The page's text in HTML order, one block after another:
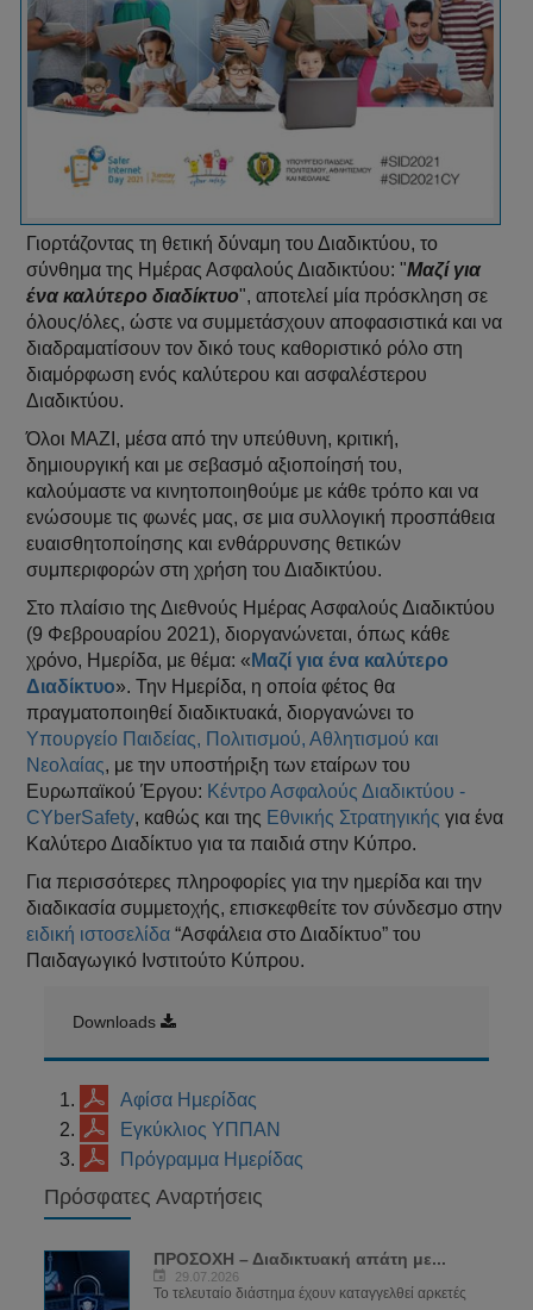
Γιορτάζοντας τη θετική δύναμη του Διαδικτύου, το
σύνθημα της Ημέρας Ασφαλούς Διαδικτύου: "Μαζί για
ένα καλύτερο διαδίκτυο", αποτελεί μία πρόσκληση σε
όλους/όλες, ώστε να συμμετάσχουν αποφασιστικά και να
διαδραματίσουν τον δικό τους καθοριστικό ρόλο στη
διαμόρφωση ενός καλύτερου και ασφαλέστερου
Διαδικτύου.
Όλοι ΜΑΖΙ, μέσα από την υπεύθυνη, κριτική,
δημιουργική και με σεβασμό αξιοποίησή του,
καλούμαστε να κινητοποιηθούμε με κάθε τρόπο και να
ενώσουμε τις φωνές μας, σε μια συλλογική προσπάθεια
ευαισθητοποίησης και ενθάρρυνσης θετικών
συμπεριφορών στη χρήση του Διαδικτύου.
Στο πλαίσιο της Διεθνούς Ημέρας Ασφαλούς Διαδικτύου
(9 Φεβρουαρίου 2021), διοργανώνεται, όπως κάθε
χρόνο, Ημερίδα, με θέμα: « Μαζί για ένα καλύτερο
Διαδίκτυο». Την Ημερίδα, η οποία φέτος θα
πραγματοποιηθεί διαδικτυακά, διοργανώνει το
Υπουργείο Παιδείας, Πολιτισμού, Αθλητισμού και
Νεολαίας, με την υποστήριξη των εταίρων του
Ευρωπαϊκού Έργου: Κέντρο Ασφαλούς Διαδικτύου -
CΥberSafety, καθώς και της Εθνικής Στρατηγικής για ένα
Καλύτερο Διαδίκτυο για τα παιδιά στην Κύπρο.
Για περισσότερες πληροφορίες για την ημερίδα και την
διαδικασία συμμετοχής, επισκεφθείτε τον σύνδεσμο στην
ειδική ιστοσελίδα “Ασφάλεια στο Διαδίκτυο” του
Παιδαγωγικό Ινστιτούτο Κύπρου.
Downloads
Αφίσα Ημερίδας
Εγκύκλιος ΥΠΠΑΝ
Πρόγραμμα Ημερίδας
Πρόσφατες Αναρτήσεις
ΠΡΟΣΟΧΗ – Διαδικτυακή απάτη με...
29.07.2026
Το τελευταίο διάστημα έχουν καταγγελθεί αρκετές